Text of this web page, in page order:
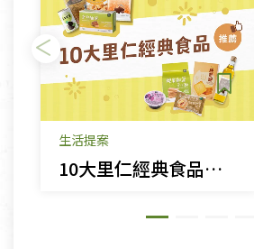
生活提案
10大里仁經典食品推薦